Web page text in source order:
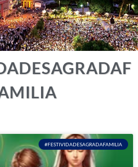
#FESTIVIDADESAGRADAFAMILIA